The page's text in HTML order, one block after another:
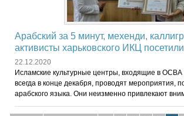
Арабский за 5 минут, мехенди,
активисты харьковского ИКЦ
22.12.2020
Исламские культурные центры, входящие в ОСВА
всегда в конце декабря, проводят мероприятия,
арабского языка. Они неизменно привлекают